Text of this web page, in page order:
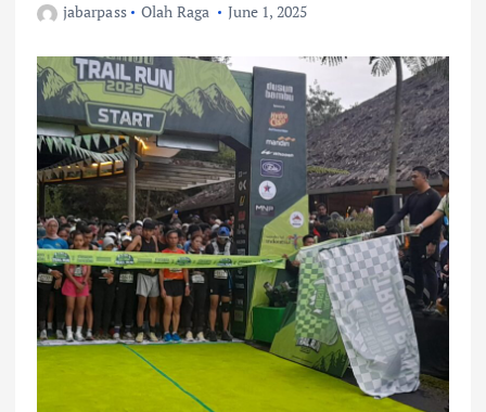
jabarpass Olah Raga June 1, 2025